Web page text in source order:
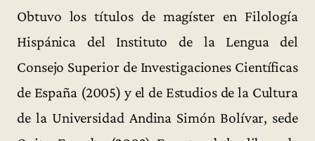
Obtuvo los títulos de magíster en Filología
Hispánica del Instituto de la Lengua del
Consejo Superior de Investigaciones Científicas
de España (2005) y el de Estudios de la Cultura
de la Universidad Andina Simón Bolívar, sede